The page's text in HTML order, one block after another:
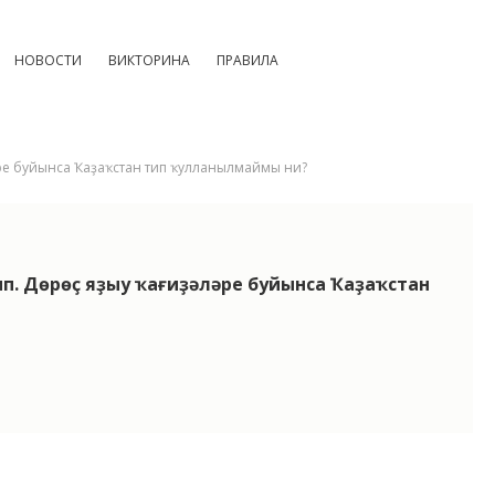
НОВОСТИ ВИКТОРИНА ПРАВИЛА
буйынса Ҡаҙаҡстан тип ҡулланылмаймы ни?
Дөрөҫ яҙыу ҡағиҙәләре буйынса Ҡаҙаҡстан